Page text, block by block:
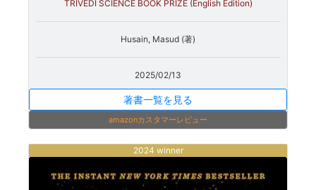
TRIVEDI SCIENCE BOOK PRIZE (English Edition)
Husain, Masud (著)
2025/02/13
著書一覧を見る
amazonカスタマーレビュー
2024 winner